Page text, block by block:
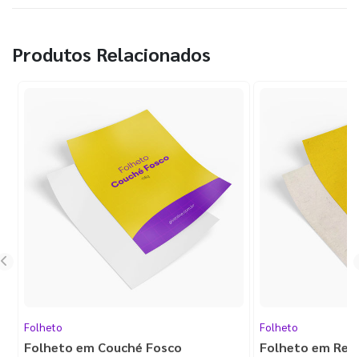
Produtos Relacionados
Folheto
Folheto em Couché Fosco
Folheto
Folheto em